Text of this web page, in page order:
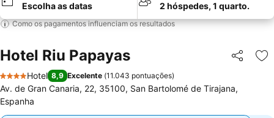
Escolha as datas 2 hóspedes, 1 quarto.
Como os pagamentos influenciam os resultados
Hotel Riu Papayas Partilhar
4 Estrelas
Hotel 8,9 Excelente (11.043 pontuações)
Av. de Gran Canaria, 22, 35100, San Bartolomé de Tirajana,
Espanha